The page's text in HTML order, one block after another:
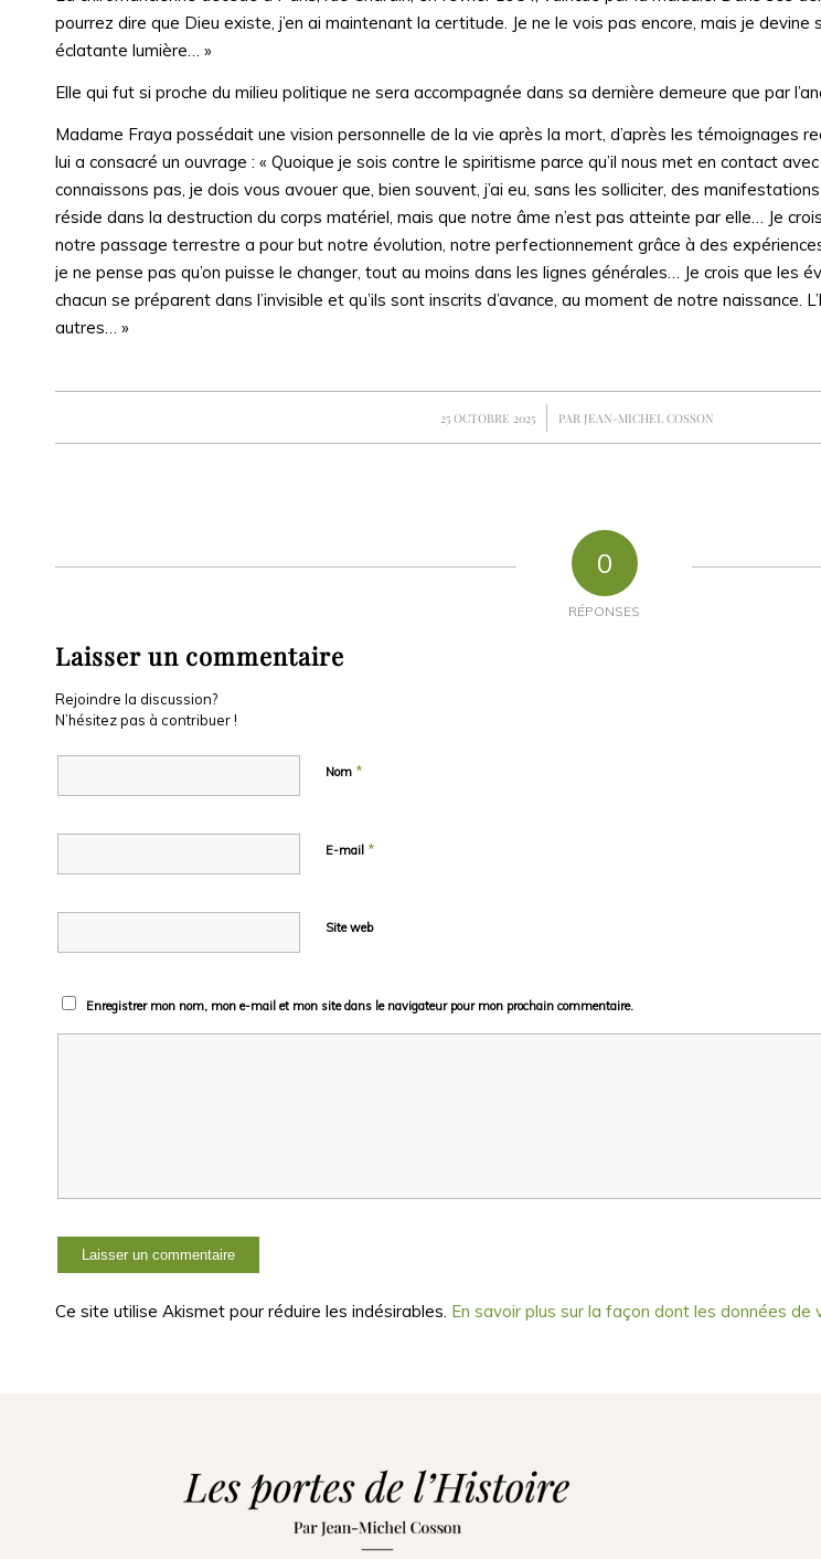
pourrez dire que Dieu existe, j’en ai maintenant la certitude. Je ne le vois pas encore, mais je devine
éclatante lumière… »
Elle qui fut si proche du milieu politique ne sera accompagnée dans sa dernière demeure que par
Madame Fraya possédait une vision personnelle de la vie après la mort, d’après les témoignages
lui a consacré un ouvrage : « Quoique je sois contre le spiritisme parce qu’il nous met en contact
connaissons pas, je dois vous avouer que, bien souvent, j’ai eu, sans les solliciter, des
réside dans la destruction du corps matériel, mais que notre âme n’est pas atteinte par elle… Je
notre passage terrestre a pour but notre évolution, notre perfectionnement grâce à des
je ne pense pas qu’on puisse le changer, tout au moins dans les lignes générales… Je crois que les
chacun se préparent dans l’invisible et qu’ils sont inscrits d’avance, au moment de notre naissance.
autres… »
25 OCTOBRE 2025
/ PAR JEAN-MICHEL COSSON
0
RÉPONSES
Laisser un commentaire
Rejoindre la discussion?
N’hésitez pas à contribuer !
Nom *
E-mail *
Site web
Enregistrer mon nom, mon e-mail et mon site dans le navigateur pour mon prochain commentaire.
Ce site utilise Akismet pour réduire les indésirables. En savoir plus sur la façon dont les données